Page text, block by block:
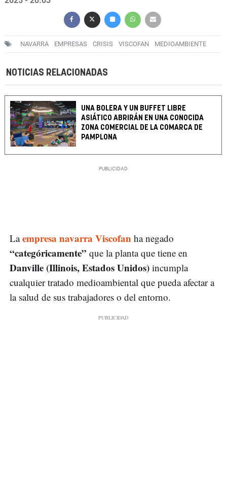
NAVARRA EMPRESAS CRISIS VISCOFAN MEDIOAMBIENTE
NOTICIAS RELACIONADAS
UNA BOLERA Y UN BUFFET LIBRE
ASIÁTICO ABRIRÁN EN UNA CONOCIDA
ZONA COMERCIAL DE LA COMARCA DE
PAMPLONA
Laempresa navarra Viscofan ha negado
“categóricamente” que la planta que tiene en
Danville (Illinois, Estados Unidos) incumpla
cualquier tratado medioambiental que pueda afectar a
la salud de sus trabajadores o del entorno.